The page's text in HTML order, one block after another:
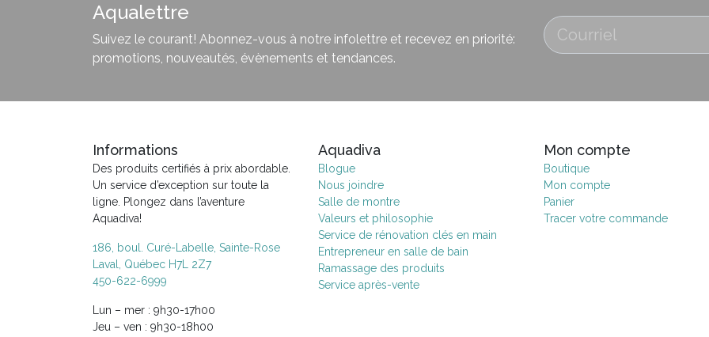
Aqualettre
Suivez le courant! Abonnez-vous à notre infolettre et recevez en priorité:
promotions, nouveautés, évènements et tendances.
Informations
Des produits certifiés à prix abordable.
Un service d’exception sur toute la
ligne. Plongez dans l’aventure
Aquadiva!
186, boul. Curé-Labelle, Sainte-Rose
Laval, Québec H7L 2Z7
450-622-6999
Lun – mer : 9h30-17h00
Jeu – ven : 9h30-18h00
Aquadiva
Blogue
Nous joindre
Salle de montre
Valeurs et philosophie
Service de rénovation clés en main
Entrepreneur en salle de bain
Ramassage des produits
Service après-vente
Mon compte
Boutique
Mon compte
Panier
Tracer votre commande